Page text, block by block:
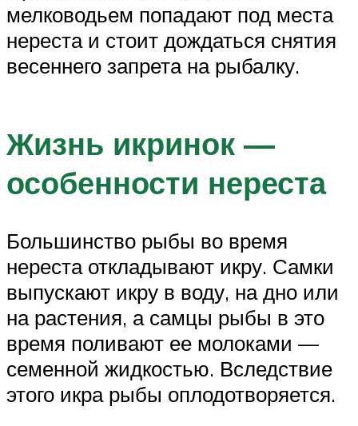
мелководьем попадают под места
нереста и стоит дождаться снятия
весеннего запрета на рыбалку.
Жизнь икринок —
особенности нереста
Большинство рыбы во время
нереста откладывают икру. Самки
выпускают икру в воду, на дно или
на растения, а самцы рыбы в это
время поливают ее молоками —
семенной жидкостью. Вследствие
этого икра рыбы оплодотворяется.